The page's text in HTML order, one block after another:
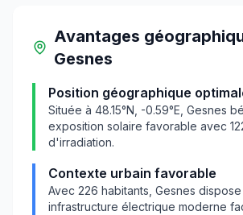
Avantages
Gesnes
Position géographique
Située à 48.15°N, -0.59°E, Gesnes
exposition solaire favorable avec
d'irradiation.
Contexte urbain favorable
Avec 226 habitants, Gesnes
infrastructure électrique moderne